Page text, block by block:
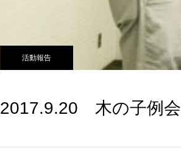
活動報告
2017.9.20 木の子例会